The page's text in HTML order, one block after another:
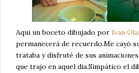
Aqui un boceto dibujado por Ivan
permanecerá de recuerdo.Me cayó
trataba y disfruté de sus
que trajo en aquel día.Simpático el